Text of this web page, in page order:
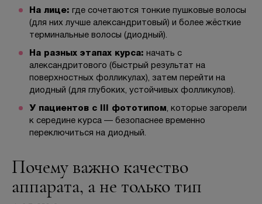
На лице: где сочетаются тонкие пушковые волосы
(для них лучше александритовый) и более жёсткие
терминальные волосы (диодный).
На разных этапах курса: начать с
александритового (быстрый результат на
поверхностных фолликулах), затем перейти на
диодный (для глубоких, устойчивых фолликулов).
У пациентов с III фототипом, которые загорели
к середине курса — безопаснее временно
переключиться на диодный.
Почему важно качество
аппарата, а не только тип